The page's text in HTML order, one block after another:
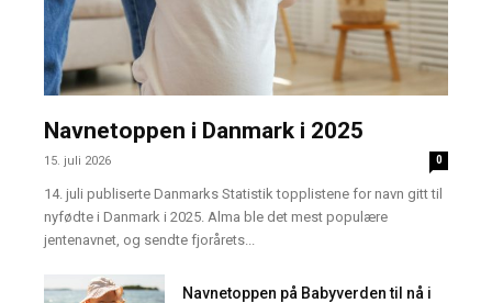
Navnetoppen i Danmark i 2025
15. juli 2026 0
14. juli publiserte Danmarks Statistik topplistene for navn gitt til
nyfødte i Danmark i 2025. Alma ble det mest populære
jentenavnet, og sendte fjorårets...
Navnetoppen på Babyverden til nå i